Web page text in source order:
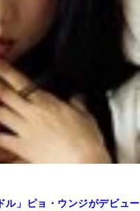
ル」ピョ・ウンジがデビュー